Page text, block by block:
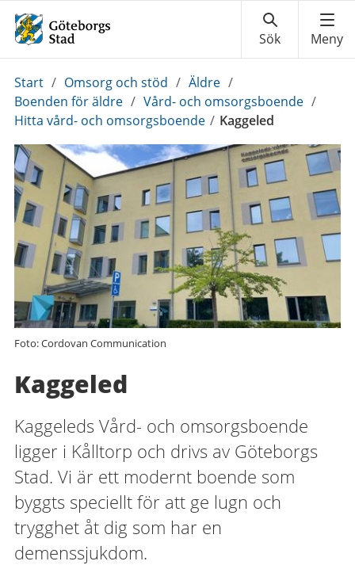
Du
är
här:
Start / Omsorg och stöd / Äldre /
Boenden för äldre / Vård- och omsorgsboende /
Hitta vård- och omsorgsboende / Kaggeled
Foto: Cordovan Communication
Kaggeled
Kaggeleds Vård- och omsorgsboende
ligger i Kålltorp och drivs av Göteborgs
Stad. Vi är ett modernt boende som
byggts speciellt för att ge lugn och
trygghet åt dig som har en
demenssjukdom.